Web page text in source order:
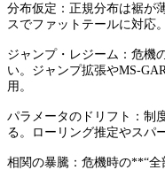
分布仮定：正規分布は裾が
スでファットテールに対応。
ジャンプ・レジーム：危機
い。ジャンプ拡張やMS-
用。
パラメータのドリフト：制
る。ローリング推定やスパ
相関の暴騰：危機時の**“